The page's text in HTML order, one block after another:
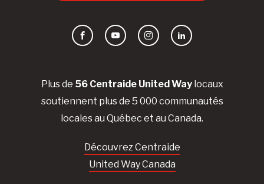
Plus de 56 Centraide United Waylocaux
soutiennent plus de 5 000 communautés
locales au Québec et au Canada.
Découvrez Centraide
United Way Canada
FacebookYouTubeInstagramLinkedIn